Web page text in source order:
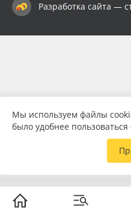
Разработка сайта —
Мы используем файлы
было удобнее пользоваться